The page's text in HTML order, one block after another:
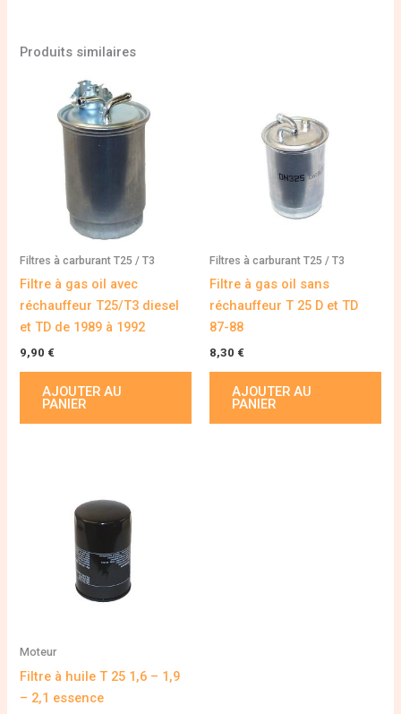
Produits similaires
Filtres à carburant T25 / T3
Filtre à gas oil avec
réchauffeur T25/T3 diesel
et TD de 1989 à 1992
9,90 €
AJOUTER AU
PANIER
Filtres à carburant T25 / T3
Filtre à gas oil sans
réchauffeur T 25 D et TD
87-88
8,30 €
AJOUTER AU
PANIER
Moteur
Filtre à huile T 25 1,6 – 1,9
– 2,1 essence